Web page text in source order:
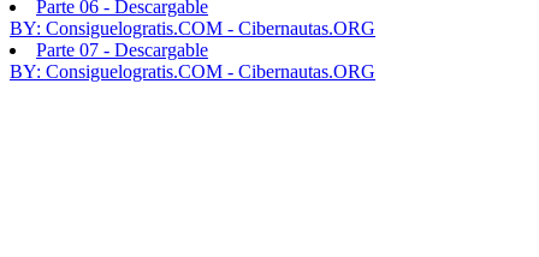
Parte 06 - Descargable
BY: Consiguelogratis.COM - Cibernautas.ORG
Parte 07 - Descargable
BY: Consiguelogratis.COM - Cibernautas.ORG